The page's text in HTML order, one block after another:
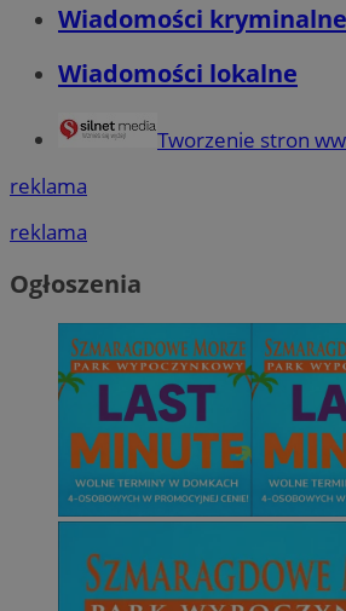
Wiadomości
Wiadomości lokalne
Tworzenie stron
reklama
reklama
Ogłoszenia